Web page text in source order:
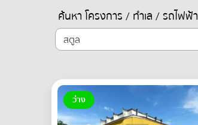
ค้นหา โครงการ / ทำเล / รถไฟฟ้า
สตูล
ว่าง